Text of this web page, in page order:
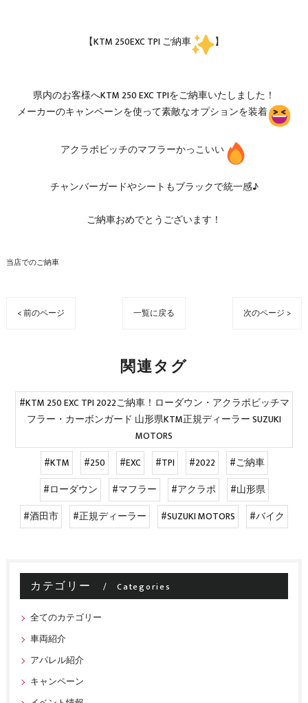
【KTM 250EXC TPI ご納車 】
県内のお客様へKTM 250 EXC TPIをご納車いたしました！
メーカーのキャンペーンを使って素敵なオプションを装着
アクラポビッチのマフラーかっこいい
チャンバーガードやシートもブラックで統一感♪
ご納車おめでとうございます！
当店でのご納車
< 前のページ 一覧に戻る 次のページ >
関連タグ
#KTM 250 EXC TPI 2022ご納車！ローダウン・アクラポビッチマ
フラー・カーボンガード 山形県KTM正規ディーラー SUZUKI
MOTORS
#KTM
#250 #EXC #TPI #2022
#ご納車
#ローダウン
#マフラー #アクラポ
#山形県
#酒田市
#正規ディーラー #SUZUKI MOTORS #バイク
カテゴリー Categories
全てのカテゴリー
車両紹介
アパレル紹介
キャンペーン